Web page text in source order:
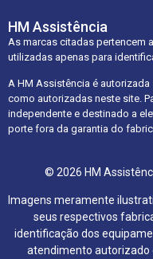
HM Assistência
As marcas citadas pertencem
utilizadas apenas para
A HM Assistência é
como autorizadas neste site.
independente e destinado a
porte fora da garantia do
© 2026 HM
Imagens meramente
seus respectivos
identificação dos
atendimento autorizado